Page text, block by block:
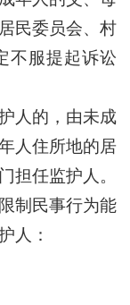
民委员会、村
不服提起诉讼
人的，由未成
人住所地的居
担任监护人。
制民事行为能
人：